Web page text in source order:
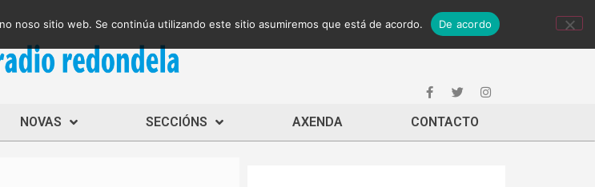
NOVAS SECCIÓNS AXENDA CONTACTO
noso sitio web. Se continúa utilizando este sitio asumiremos que está de acordo. De acordo